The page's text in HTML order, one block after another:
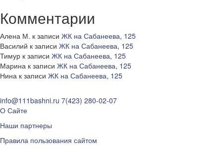
Комментарии
Алена М. к записи ЖК на Сабанеева, 125
Василий к записи ЖК на Сабанеева, 125
Тимур к записи ЖК на Сабанеева, 125
Марина к записи ЖК на Сабанеева, 125
Нина к записи ЖК на Сабанеева, 125
info@111bashni.ru 7(423) 280-02-07
О Сайте
Наши партнеры
Правила пользования сайтом